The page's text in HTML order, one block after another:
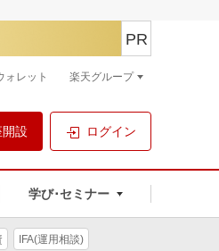
開設 ログイン
学び･セミナー
PR
ォレット 楽天グループ
IFA(運用相談)